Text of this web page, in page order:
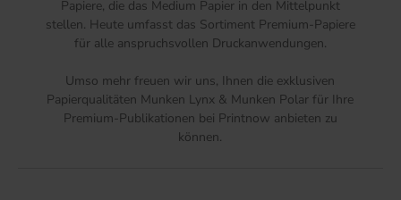
Papiere, die das Medium Papier in den Mittelpunkt
stellen. Heute umfasst das Sortiment Premium-Papiere
für alle anspruchsvollen Druckanwendungen.
Umso mehr freuen wir uns, Ihnen die exklusiven
Papierqualitäten Munken Lynx & Munken Polar für Ihre
Premium-Publikationen bei Printnow anbieten zu
können.